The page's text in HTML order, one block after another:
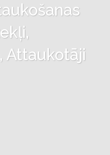
Attaukotāji